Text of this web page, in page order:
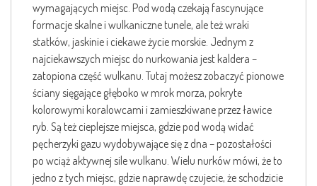
wymagających miejsc. Pod wodą czekają fascynujące
formacje skalne i wulkaniczne tunele, ale też wraki
statków, jaskinie i ciekawe życie morskie. Jednym z
najciekawszych miejsc do nurkowania jest kaldera –
zatopiona część wulkanu. Tutaj możesz zobaczyć pionowe
ściany sięgające głęboko w mrok morza, pokryte
kolorowymi koralowcami i zamieszkiwane przez ławice
ryb. Są też cieplejsze miejsca, gdzie pod wodą widać
pęcherzyki gazu wydobywające się z dna – pozostałości
po wciąż aktywnej sile wulkanu. Wielu nurków mówi, że to
jedno z tych miejsc, gdzie naprawdę czujecie, że schodzicie